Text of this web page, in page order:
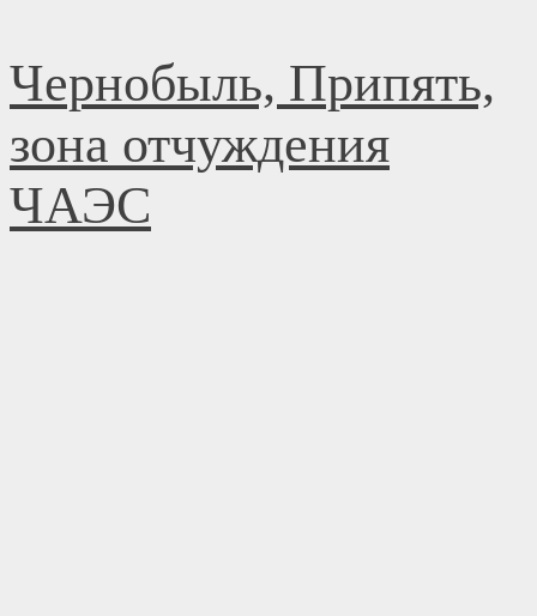
Перейти
к
содержимому
Чернобыль, Припять,
зона отчуждения
ЧАЭС